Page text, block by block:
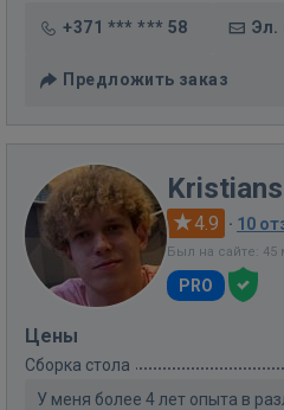
+371 *** *** 58 Эл.
Предложить заказ
Kristians
4.9 · 10
Был на сайте: 45
PRO
Цены
Сборка стола
У меня более 4 лет опыта в